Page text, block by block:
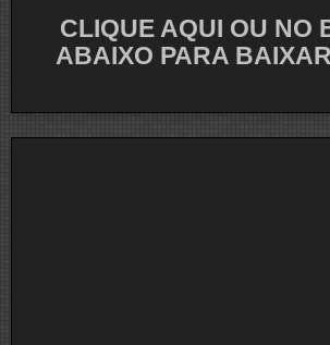
CLIQUE AQUI OU NO
ABAIXO PARA